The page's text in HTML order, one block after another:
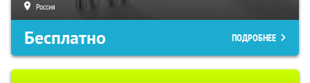
Россия
Бесплатно ПОДРОБНЕЕ